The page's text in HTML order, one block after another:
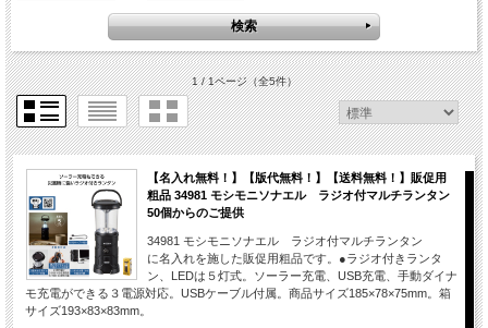
1 / 1ページ（全5件）
【名入れ無料！】【版代無料！】【送料無料！】販促用
粗品 34981 モシモニソナエル ラジオ付マルチランタン
50個からのご提供
34981 モシモニソナエル ラジオ付マルチランタン
に名入れを施した販促用粗品です。●ラジオ付きランタ
ン、LEDは５灯式。ソーラー充電、USB充電、手動ダイナ
モ充電ができる３電源対応。USBケーブル付属。商品サイズ185×78×75mm。箱
サイズ193×83×83mm。